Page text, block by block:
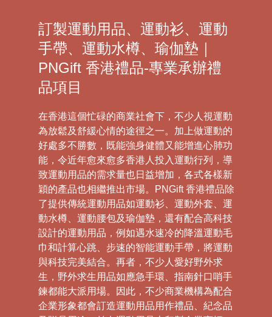
訂製運動用品、運動衫、運動
手帶、運動水樽、瑜伽墊｜
PNGift 香港禮品-專業承辦禮
品項目
在香港這個忙碌的商業社會下，不少人視運動
為放鬆及舒緩心情的途徑之一。加上做運動的
好處多不勝數，既能強身健體又能增進心肺功
能，令近年愈來愈多香港人投入運動行列，導
致運動用品的需求量也日益增加，各式各樣新
穎的產品也相繼推出市場。PNGift 香港禮品除
了提供傳統運動用品如運動衫、運動外套、運
動水樽、運動腰包及瑜伽墊，還有配合高科技
設計的運動用品，例如遇水速冷的降溫運動毛
巾和計算心跳、步速的智能運動手帶，將運動
與科技完美結合。再者，不少人愛好野外求
生，野外求生用品如應急手環、指南針口哨手
鍊都能大派用場。因此，不少商業機構為配合
企業形象都會訂造運動用品用作禮品、紀念品